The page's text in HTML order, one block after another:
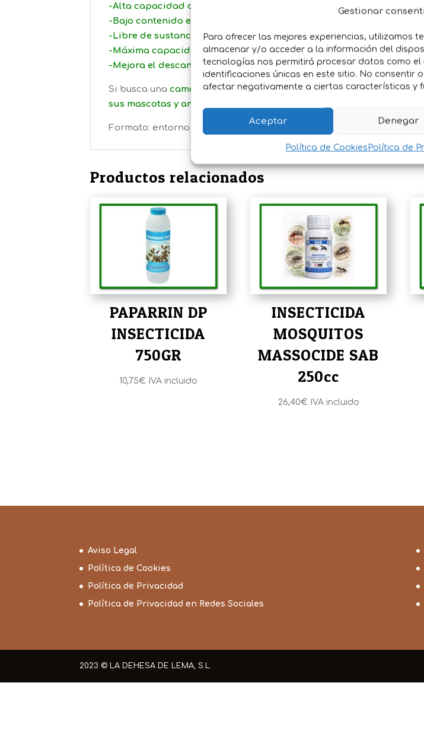
Gestionar
Para ofrecer las mejores experiencias, utilizamos
almacenar y/o acceder a la información del
tecnologías nos permitirá procesar datos como
identificaciones únicas en este sitio. No consentir
afectar negativamente a ciertas características y
Aceptar Denegar
Política de Cookies Política de
-Alta capacidad de aislamiento térmico
, ideal para climas fríos y
-Bajo contenido en polvo
-Libre de sustancias tóxicas, pesticidas y aditivos químicos,
-Máxima capacidad de absorción , manteniendo el área seca y
-Mejora el descanso , proporcionando una superficie cómoda y
Si busca una cama para animales de alta calidad, nuestra viruta
sus mascotas y animales de granja
Formato: entorno a unos 20 Kg
Productos relacionados
PAPARRIN DP
INSECTICIDA
750GR
10,75€ IVA incluido
INSECTICIDA
MOSQUITOS
MASSOCIDE SAB
250cc
26,40€ IVA incluido
Aviso Legal
Política de Cookies
Política de Privacidad
Política de Privacidad en Redes Sociales
2023 © LA DEHESA DE LEMA, S.L.